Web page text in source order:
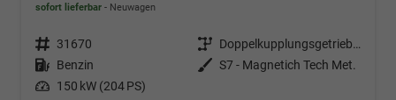
sofort lieferbar Neuwagen
Fahrzeugnr. 31670 Getriebe
Doppelkupplungsgetriebe (DSG)
Kraftstoff Benzin Außenfarbe S7 - Magnetich Tech Met.
Leistung 150 kW (204 PS)